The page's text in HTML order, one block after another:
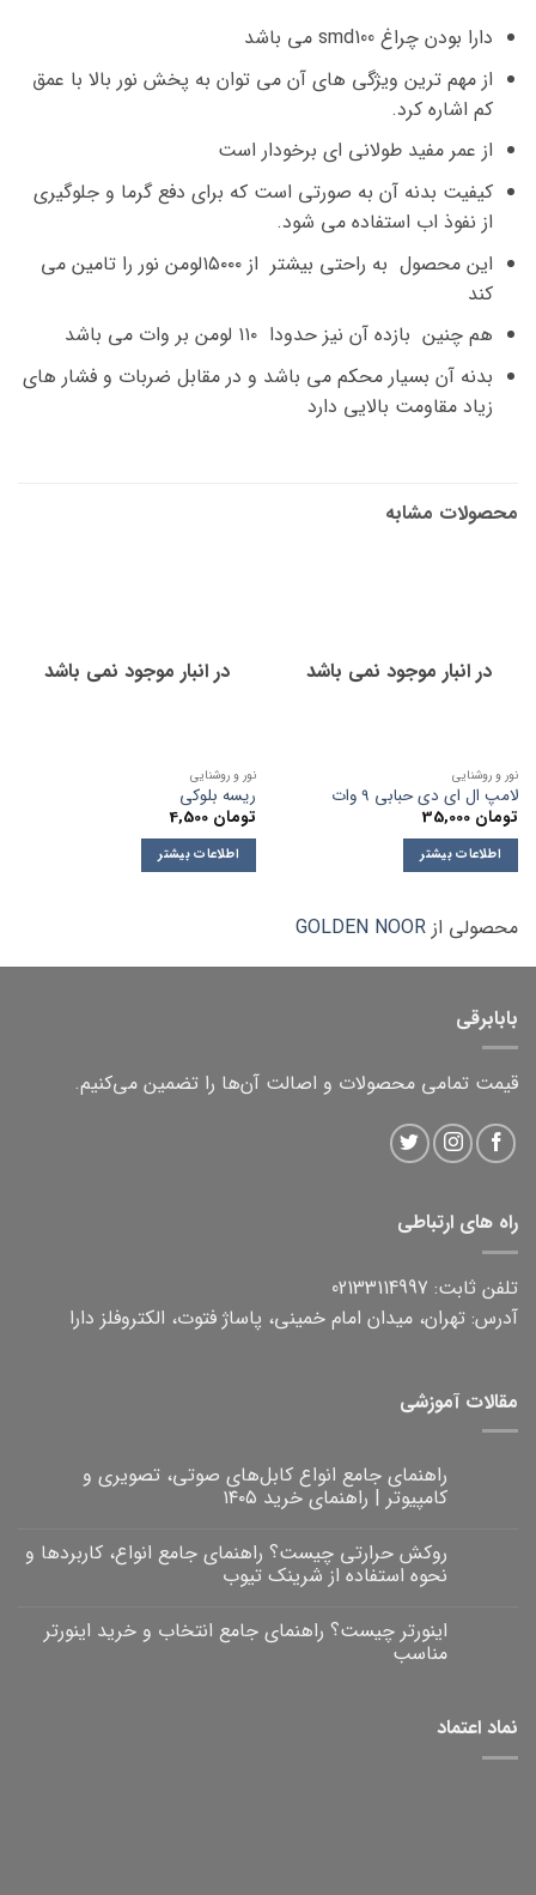
دارا بودن چراغ smd100 می باشد
از مهم ترین ویژگی های آن می توان به پخش نور بالا با عمق
کم اشاره کرد.
از عمر مفید طولانی ای برخودار است
کیفیت بدنه آن به صورتی است که برای دفع گرما و جلوگیری
از نفوذ اب استفاده می شود.
این محصول به راحتی بیشتر از ۱۵۰۰۰لومن نور را تامین می
کند
هم چنین بازده آن نیز حدودا ۱۱۰ لومن بر وات می باشد
بدنه آن بسیار محکم می باشد و در مقابل ضربات و فشار های
زیاد مقاومت بالایی دارد
محصولات مشابه
در انبار موجود نمی باشد
نور و روشنایی
لامپ ال ای دی حبابی 9 وات
تومان
اطلاعات بیشتر
محصولی از GOLDEN NOOR
در انبار موجود نمی باشد
نور و روشنایی
ریسه بلوکی
تومان
اطلاعات بیشتر
بابابرقی
قیمت تمامی محصولات و اصالت آن‌ها را تضمین می‌کنیم.
راه های ارتباطی
تلفن ثابت: 02133114997
آدرس: تهران، میدان امام خمینی، پاساژ فتوت، الکتروفلز دارا
مقالات آموزشی
راهنمای جامع انواع کابل‌های صوتی، تصویری و
کامپیوتر | راهنمای خرید ۱۴۰۵
برای
راهنمای
جامع
صوتی،
تصویری
و
خرید
۱۴۰۵
ثبت
نشده
روکش حرارتی چیست؟ راهنمای جامع انواع، کاربردها و
نحوه استفاده از شرینک تیوب
برای
روکش
حرارتی
انواع،
کاربردها
ثبت
نشده
اینورتر چیست؟ راهنمای جامع انتخاب و خرید اینورتر
مناسب
اینورتر
چیست؟
نشده
نماد اعتماد